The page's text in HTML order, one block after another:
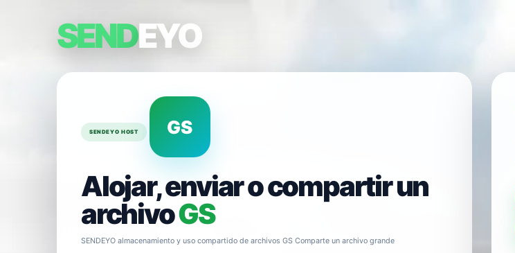
SENDEYO
SENDEYO HOST GS
Alojar, enviar o compartir un
archivoGS
SENDEYO almacenamiento y uso compartido de archivos GS Comparte un archivo grande